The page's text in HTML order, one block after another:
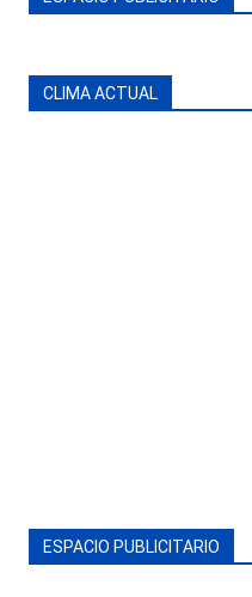
CLIMA ACTUAL
ESPACIO PUBLICITARIO